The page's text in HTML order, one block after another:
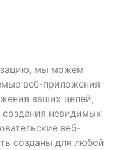
мы можем
веб-приложения
ваших целей,
невидимых
веб-
созданы для любой